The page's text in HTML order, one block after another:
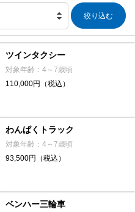
ツインタクシー
対象年齢：4～7歳頃
110,000円（税込）
わんぱくトラック
対象年齢：4～7歳頃
93,500円（税込）
ベンハー三輪車